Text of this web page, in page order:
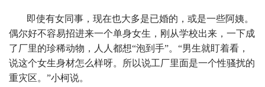
即使有女同事，现在也大多是已婚的，或是一些阿姨。
偶尔好不容易招进来一个单身女生，刚从学校出来，一下成
了厂里的珍稀动物，人人都想“泡到手”。“男生就盯着看，
说这个女生身材怎么样呀。所以说工厂里面是一个性骚扰的
重灾区。”小柯说。